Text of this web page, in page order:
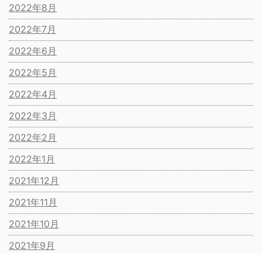
2022年8月
2022年7月
2022年6月
2022年5月
2022年4月
2022年3月
2022年2月
2022年1月
2021年12月
2021年11月
2021年10月
2021年9月